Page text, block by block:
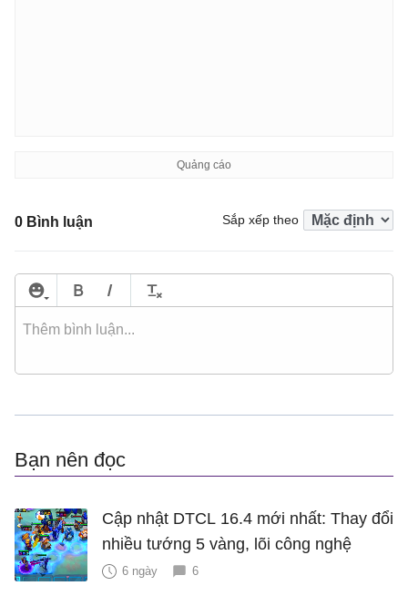
0 Bình luận Sắp xếp theo
Bạn nên đọc
Cập nhật DTCL 16.4 mới nhất: Thay đổi
nhiều tướng 5 vàng, lõi công nghệ
6 ngày 6